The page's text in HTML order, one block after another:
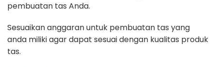
pembuatan tas Anda.
Sesuaikan anggaran untuk pembuatan tas yang
anda miliki agar dapat sesuai dengan kualitas produk
tas.